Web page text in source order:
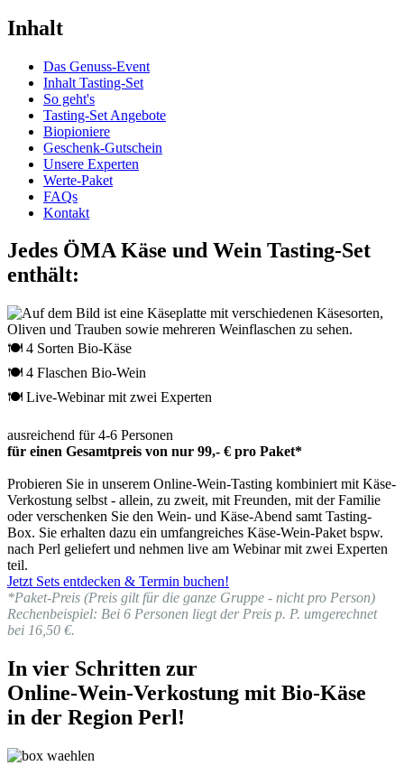
Inhalt
Das Genuss-Event
Inhalt Tasting-Set
So geht's
Tasting-Set Angebote
Biopioniere
Geschenk-Gutschein
Unsere Experten
Werte-Paket
FAQs
Kontakt
Jedes ÖMA Käse und Wein Tasting-Set
enthält:
🍽 4 Sorten Bio-Käse
🍽 4 Flaschen Bio-Wein
🍽 Live-Webinar mit zwei Experten
ausreichend für 4-6 Personen
für einen Gesamtpreis von nur 99,- € pro Paket*
Probieren Sie in unserem Online-Wein-Tasting kombiniert mit Käse-
Verkostung selbst - allein, zu zweit, mit Freunden, mit der Familie
oder verschenken Sie den Wein- und Käse-Abend samt Tasting-
Box. Sie erhalten dazu ein umfangreiches Käse-Wein-Paket bspw.
nach Perl geliefert und nehmen live am Webinar mit zwei Experten
teil.
Jetzt Sets entdecken & Termin buchen!
*Paket-Preis (Preis gilt für die ganze Gruppe - nicht pro Person)
Rechenbeispiel: Bei 6 Personen liegt der Preis p. P. umgerechnet
bei 16,50 €.
In vier Schritten zur
Online-Wein-Verkostung mit Bio-Käse
in der Region Perl!